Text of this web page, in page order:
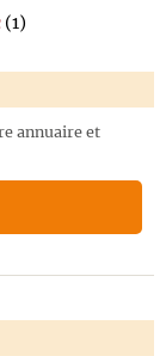
(1)
annuaire et